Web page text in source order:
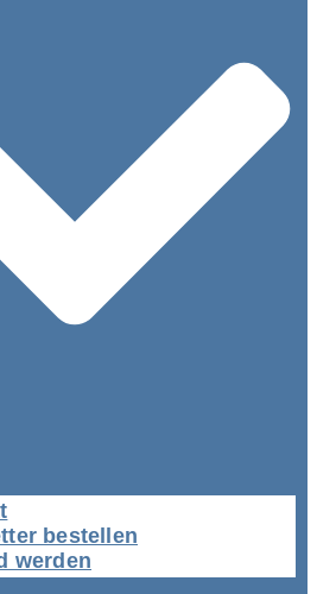
bestellen
werden